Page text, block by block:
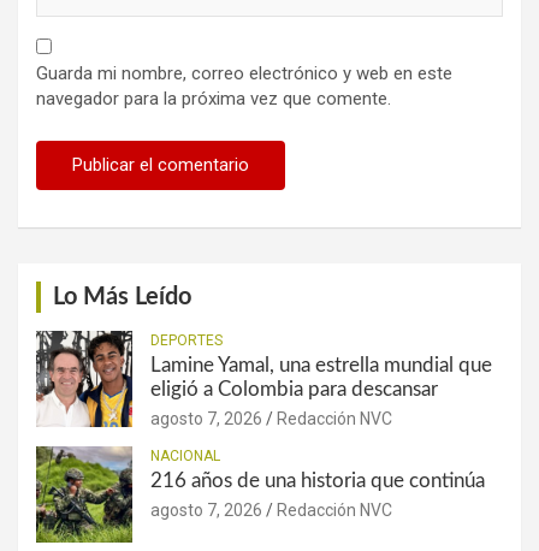
Guarda mi nombre, correo electrónico y web en este
navegador para la próxima vez que comente.
Lo Más Leído
DEPORTES
Lamine Yamal, una estrella mundial que
eligió a Colombia para descansar
agosto 7, 2026 Redacción NVC
NACIONAL
216 años de una historia que continúa
agosto 7, 2026 Redacción NVC